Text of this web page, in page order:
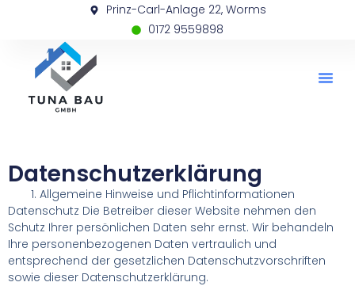
Prinz-Carl-Anlage 22, Worms
0172 9559898
Datenschutzerklärung
Allgemeine Hinweise und Pflichtinformationen
Datenschutz Die Betreiber dieser Website nehmen den
Schutz Ihrer persönlichen Daten sehr ernst. Wir behandeln
Ihre personenbezogenen Daten vertraulich und
entsprechend der gesetzlichen Datenschutzvorschriften
sowie dieser Datenschutzerklärung.